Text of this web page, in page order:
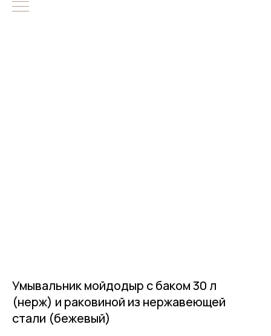
Умывальник мойдодыр с баком 30 л
(нерж) и раковиной из нержавеющей
стали (бежевый)